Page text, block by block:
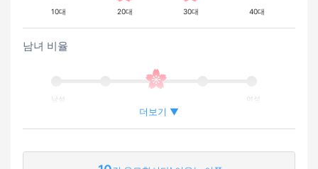
10대 20대 30대 40대
남녀 비율
남성 여성
외국인이 근무하는 비율
더보기 ▼